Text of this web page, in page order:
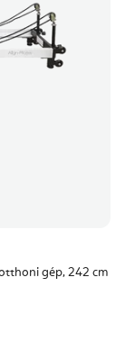
gép, 242 cm